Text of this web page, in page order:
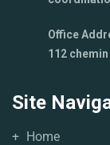
Office
112
Site
Home